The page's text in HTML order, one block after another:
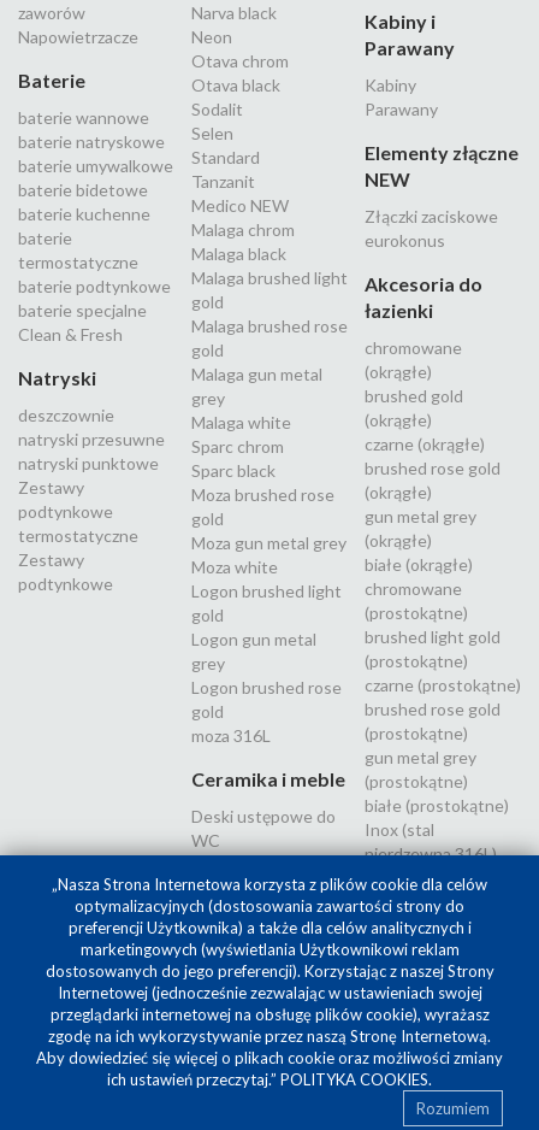
zaworów
Napowietrzacze
Baterie
baterie wannowe
baterie natryskowe
baterie umywalkowe
baterie bidetowe
baterie kuchenne
baterie
termostatyczne
baterie podtynkowe
baterie specjalne
Clean & Fresh
Natryski
deszczownie
natryski przesuwne
natryski punktowe
Zestawy
podtynkowe
termostatyczne
Zestawy
podtynkowe
Narva black
Neon
Otava chrom
Otava black
Sodalit
Selen
Standard
Tanzanit
Medico NEW
Malaga chrom
Malaga black
Malaga brushed light
gold
Malaga brushed rose
gold
Malaga gun metal
grey
Malaga white
Sparc chrom
Sparc black
Moza brushed rose
gold
Moza gun metal grey
Moza white
Logon brushed light
gold
Logon gun metal
grey
Logon brushed rose
gold
moza 316L
Ceramika i meble
Deski ustępowe do
WC
Kabiny i
Parawany
Kabiny
Parawany
Elementy złączne
NEW
Złączki zaciskowe
eurokonus
Akcesoria do
łazienki
chromowane
(okrągłe)
brushed gold
(okrągłe)
czarne (okrągłe)
brushed rose gold
(okrągłe)
gun metal grey
(okrągłe)
białe (okrągłe)
chromowane
(prostokątne)
brushed light gold
(prostokątne)
czarne (prostokątne)
brushed rose gold
(prostokątne)
gun metal grey
(prostokątne)
białe (prostokątne)
Inox (stal
nierdzewna 316L)
Projekt i realizacja SilverCube
„Nasza Strona Internetowa korzysta z plików cookie dla celów
optymalizacyjnych (dostosowania zawartości strony do
preferencji Użytkownika) a także dla celów analitycznych i
marketingowych (wyświetlania Użytkownikowi reklam
dostosowanych do jego preferencji). Korzystając z naszej Strony
Internetowej (jednocześnie zezwalając w ustawieniach swojej
przeglądarki internetowej na obsługę plików cookie), wyrażasz
zgodę na ich wykorzystywanie przez naszą Stronę Internetową.
Aby dowiedzieć się więcej o plikach cookie oraz możliwości zmiany
ich ustawień przeczytaj.” POLITYKA COOKIES.
Rozumiem